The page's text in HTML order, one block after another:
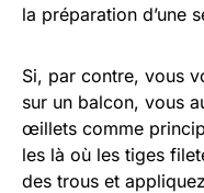
la préparation d’une
Si, par contre, vous
sur un balcon, vous
œillets comme
les là où les tiges
des trous et